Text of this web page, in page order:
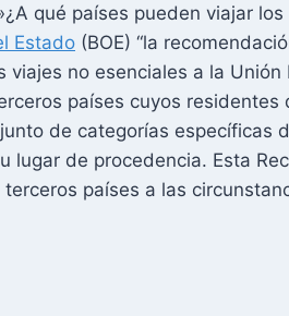
qué países pueden viajar
Estado (BOE) “la
viajes no esenciales a la
países cuyos
de categorías
lugar de procedencia. Esta
países a las